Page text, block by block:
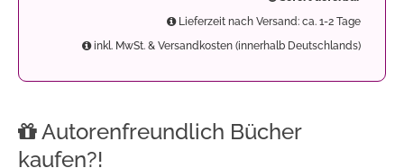
Lieferzeit nach Versand: ca. 1-2 Tage
inkl. MwSt. & Versandkosten (innerhalb Deutschlands)
Autorenfreundlich Bücher
kaufen?!